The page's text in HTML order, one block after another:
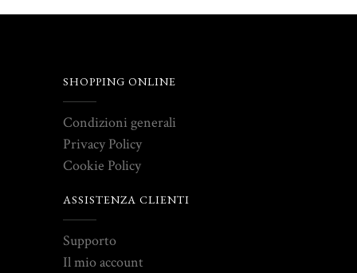
SHOPPING ONLINE
Condizioni generali
Privacy Policy
Cookie Policy
ASSISTENZA CLIENTI
Supporto
Il mio account